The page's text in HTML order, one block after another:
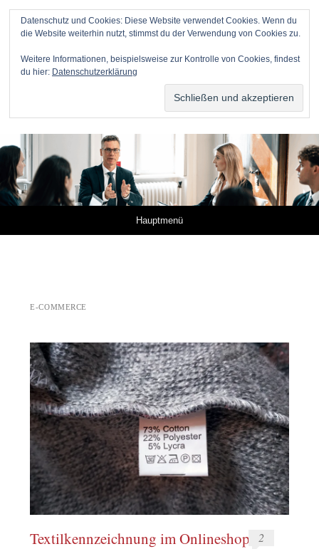
Anwälte für Online-Unternehmer
DR. METZNER RECHTSANWÄLTE – KANZLEI FÜR IP,
IT UND MEDIEN
Hauptmenü
E-COMMERCE
Textilkennzeichnung im Onlineshop
2
Datenschutz und Cookies: Diese Website verwendet Cookies. Wenn du
die Website weiterhin nutzt, stimmst du der Verwendung von Cookies zu.
Weitere Informationen, beispielsweise zur Kontrolle von Cookies, findest
du hier: Datenschutzerklärung